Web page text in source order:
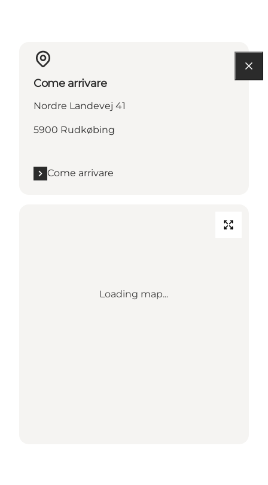
Come arrivare
Nordre Landevej 41
5900 Rudkøbing
Come arrivare
Loading map...